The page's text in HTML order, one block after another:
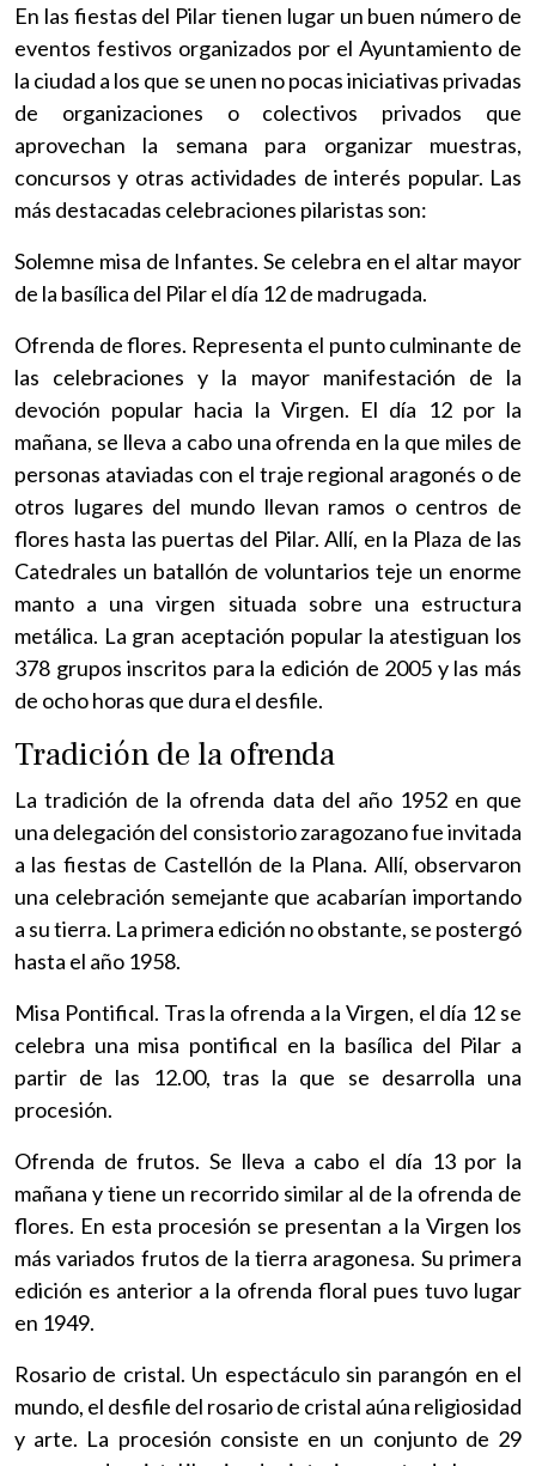
En las fiestas del Pilar tienen lugar un buen número de
eventos festivos organizados por el Ayuntamiento de
la ciudad a los que se unen no pocas iniciativas privadas
de organizaciones o colectivos privados que
aprovechan la semana para organizar muestras,
concursos y otras actividades de interés popular. Las
más destacadas celebraciones pilaristas son:
Solemne misa de Infantes. Se celebra en el altar mayor
de la basílica del Pilar el día 12 de madrugada.
Ofrenda de flores. Representa el punto culminante de
las celebraciones y la mayor manifestación de la
devoción popular hacia la Virgen. El día 12 por la
mañana, se lleva a cabo una ofrenda en la que miles de
personas ataviadas con el traje regional aragonés o de
otros lugares del mundo llevan ramos o centros de
flores hasta las puertas del Pilar. Allí, en la Plaza de las
Catedrales un batallón de voluntarios teje un enorme
manto a una virgen situada sobre una estructura
metálica. La gran aceptación popular la atestiguan los
378 grupos inscritos para la edición de 2005 y las más
de ocho horas que dura el desfile.
Tradición de la ofrenda
La tradición de la ofrenda data del año 1952 en que
una delegación del consistorio zaragozano fue invitada
a las fiestas de Castellón de la Plana. Allí, observaron
una celebración semejante que acabarían importando
a su tierra. La primera edición no obstante, se postergó
hasta el año 1958.
Misa Pontifical. Tras la ofrenda a la Virgen, el día 12 se
celebra una misa pontifical en la basílica del Pilar a
partir de las 12.00, tras la que se desarrolla una
procesión.
Ofrenda de frutos. Se lleva a cabo el día 13 por la
mañana y tiene un recorrido similar al de la ofrenda de
flores. En esta procesión se presentan a la Virgen los
más variados frutos de la tierra aragonesa. Su primera
edición es anterior a la ofrenda floral pues tuvo lugar
en 1949.
Rosario de cristal. Un espectáculo sin parangón en el
mundo, el desfile del rosario de cristal aúna religiosidad
y arte. La procesión consiste en un conjunto de 29